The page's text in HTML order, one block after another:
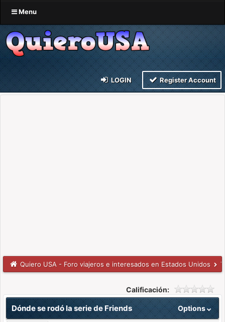
Menu
LOGIN Register Account
Quiero USA - Foro viajeros e interesados en Estados Unidos
Calificación:
Options
Dónde se rodó la serie de Friends